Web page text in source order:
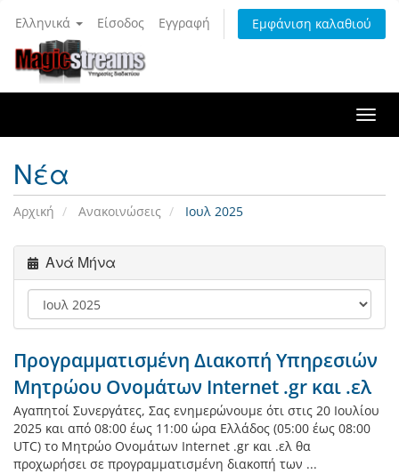
Ελληνικά Είσοδος Εγγραφή Εμφάνιση καλαθιού
Νέα
Αρχική Ανακοινώσεις Ιουλ 2025
Ανά Μήνα
Προγραμματισμένη Διακοπή Υπηρεσιών
Μητρώου Ονομάτων Internet .gr και .ελ
Αγαπητοί Συνεργάτες, Σας ενημερώνουμε ότι στις 20 Ιουλίου
2025 και από 08:00 έως 11:00 ώρα Ελλάδος (05:00 έως 08:00
UTC) το Μητρώο Ονομάτων Internet .gr και .ελ θα
προχωρήσει σε προγραμματισμένη διακοπή των ...